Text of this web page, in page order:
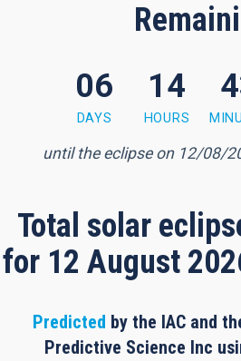
16 seconds
06
DAYS
14
HOURS
until the eclipse on 12/08/
Total solar
for 12 August
Predicted by the IAC and
Predictive Science Inc